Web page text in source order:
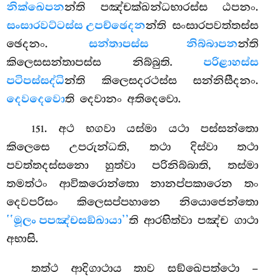
නික්ඛෙපනන්ති පඤ්චක්ඛන්ධභාරස්ස ඨපනං.
සංසාරවට්ටස්ස උපච්ඡෙදනන්ති සංසාරපවත්තස්ස
ඡෙදනං. සන්තාපස්ස නිබ්බාපනන්ති
කිලෙසසන්තාපස්ස නිබ්බුති. පරිළාහස්ස
පටිපස්සද්ධින්ති කිලෙසදරථස්ස සන්නිසීදනං.
දෙවදෙවොති දෙවානං අතිදෙවො.
151. අථ භගවා යස්මා යථා පස්සන්තො
කිලෙසෙ උපරුන්ධති, තථා දිස්වා තථා
පවත්තදස්සනො හුත්වා පරිනිබ්බාති, තස්මා
තමත්ථං ආවිකරොන්තො නානප්පකාරෙන තං
දෙවපරිසං කිලෙසප්පහානෙ නියොජෙන්තො
‘‘මූලං පපඤ්චසඞ්ඛායා’’ති ආරභිත්වා පඤ්ච ගාථා
අභාසි.
තත්ථ ආදිගාථාය තාව සඞ්ඛෙපත්ථො –